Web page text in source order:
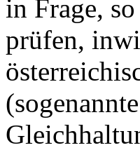
in Frage,
prüfen,